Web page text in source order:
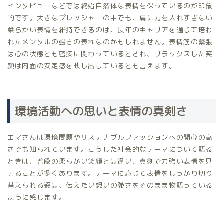
インタビューなどでは終始自然体な表情を保っているのが印象
的です。大きなプレッシャーの中でも、肩に力を入れすぎない
柔らかい表情を維持できるのは、長年のキャリアを通じて培わ
れたメンタルの強さの表れなのかもしれません。表情筋の緊張
は心の状態とも密接に関わっているとされ、リラックスした笑
顔は内面の安定感を映し出しているとも言えます。
環境活動への思いと表情の真剣さ
エマさんは環境問題やサステナブルファッションへの関心の高
さでも知られています。こうした社会的なテーマについて語る
ときは、普段の柔らかい笑顔とは違い、真剣で力強い表情を見
せることが多くあります。テーマに応じて表情をしっかり切り
替えられる姿は、伝えたい想いの強さをそのまま物語っている
ように感じます。